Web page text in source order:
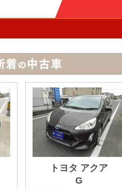
トヨタ アクア
G